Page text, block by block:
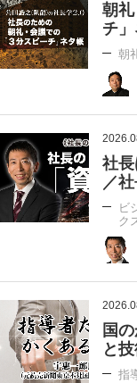
朝
チ
朝
社
／
ビ
ク
国
と
指